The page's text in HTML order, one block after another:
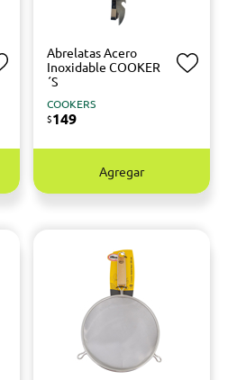
Abrelatas Acero
Inoxidable COOKER
´S
COOKERS
$149
Agregar